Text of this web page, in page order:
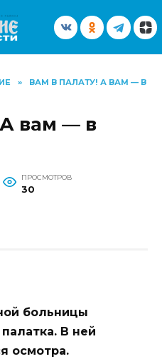
»
ВАМ В ПАЛАТУ! А ВАМ — В
вам — в
ПРОСМОТРОВ
30
больницы
В ней
осмотра.